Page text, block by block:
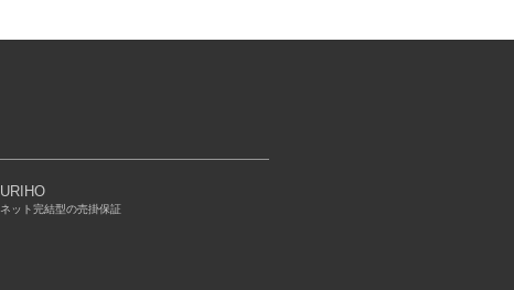
URIHO
ネット完結型の売掛保証